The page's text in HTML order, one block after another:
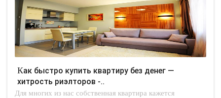
Как быстро купить квартиру без денег —
хитрость риэлторов -..
Для многих из нас собственная квартира кажется